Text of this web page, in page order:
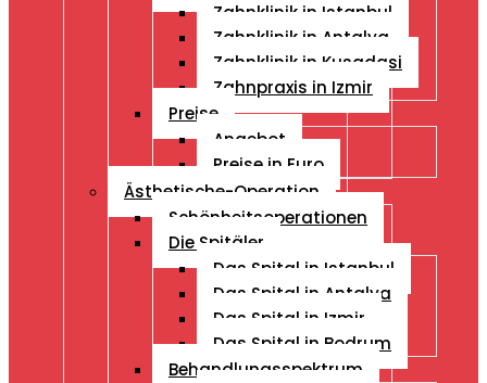
Zahnklinik in Istanbul
Zahnklinik in Antalya
Zahnklinik in Kusadasi
Zahnpraxis in Izmir
Preise
Angebot
Preise in Euro
Ästhetische-Operation
Schönheitsoperationen
Die Spitäler
Das Spital in Istanbul
Das Spital in Antalya
Das Spital in Izmir
Das Spital in Bodrum
Behandlungsspektrum